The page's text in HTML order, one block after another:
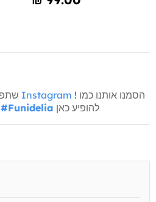
Instagram ! הסמנו אותנו כמו
#Funidelia להופיע כאן